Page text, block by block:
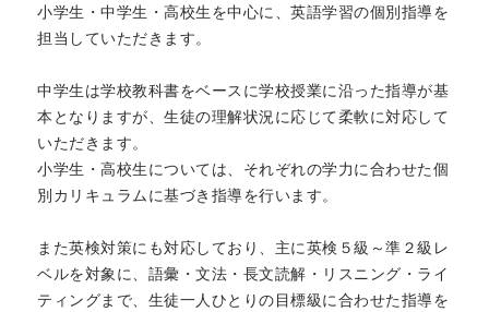
小学生・中学生・高校生を中心に、英語学習の個別指導を
担当していただきます。
中学生は学校教科書をベースに学校授業に沿った指導が基
本となりますが、生徒の理解状況に応じて柔軟に対応して
いただきます。
小学生・高校生については、それぞれの学力に合わせた個
別カリキュラムに基づき指導を行います。
また英検対策にも対応しており、主に英検５級～準２級レ
ベルを対象に、語彙・文法・長文読解・リスニング・ライ
ティングまで、生徒一人ひとりの目標級に合わせた指導を